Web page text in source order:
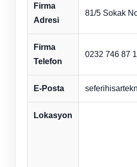
Firma
Adresi
81/5 Sokak
Firma
Telefon
0232 746 87
E-Posta
Lokasyon